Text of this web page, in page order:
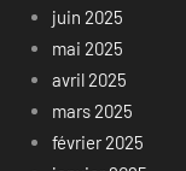
juin 2025
mai 2025
avril 2025
mars 2025
février 2025